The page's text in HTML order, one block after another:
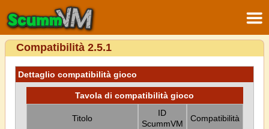
Compatibilità 2.5.1
Dettaglio compatibilità gioco
Tavola di compatibilità gioco
Titolo
ID
ScummVM
Compatibilità